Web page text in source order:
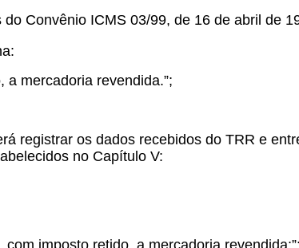
Convênio ICMS 03/99, de 16 de abril de
a mercadoria revendida.”;
registrar os dados recebidos do TRR e
no Capítulo V:
imposto retido, a mercadoria revendida;”;